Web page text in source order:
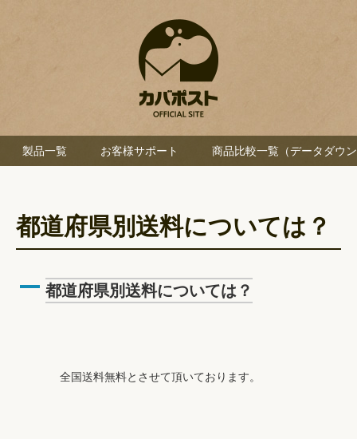
製品一覧 お客様サポート 商品比較一覧（データダウ
都道府県別送料については？
A 都道府県別送料については？
全国送料無料とさせて頂いております。